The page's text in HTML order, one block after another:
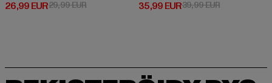
26,99 EUR
Ajankohtainen hinta: 26,99 EUR
29,99 EURKampanjahinta: 29,99 EUR
35,99 EUR
Ajankohtainen hinta: 35,99 EUR
39,99 EUR